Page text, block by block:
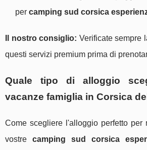
per camping sud corsica
Il nostro consiglio: Verificate sempre
questi servizi premium prima di
Quale tipo di alloggio
vacanze famiglia in Corsica
Come scegliere l'alloggio perfetto per
vostrecamping sud corsica